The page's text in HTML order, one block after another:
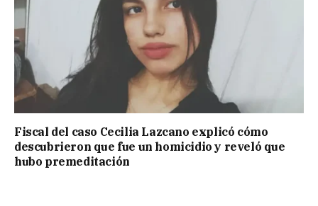
Fiscal del caso Cecilia Lazcano explicó cómo
descubrieron que fue un homicidio y reveló que
hubo premeditación